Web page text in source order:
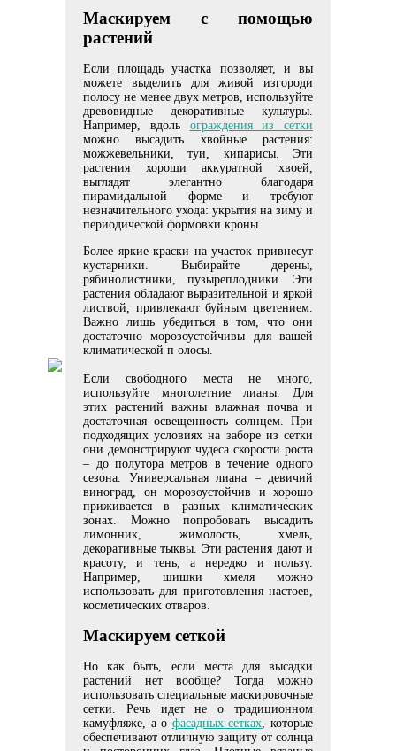
Маскируем с помощью
растений
Если площадь участка позволяет, и вы
можете выделить для живой изгороди
полосу не менее двух метров, используйте
древовидные декоративные культуры.
Например, вдоль ограждения из сетки
можно высадить хвойные растения:
можжевельники, туи, кипарисы. Эти
растения хороши аккуратной хвоей,
выглядят элегантно благодаря
пирамидальной форме и требуют
незначительного ухода: укрытия на зиму и
периодической формовки кроны.
Более яркие краски на участок привнесут
кустарники. Выбирайте дерены,
рябинолистники, пузыреплодники. Эти
растения обладают выразительной и яркой
листвой, привлекают буйным цветением.
Важно лишь убедиться в том, что они
достаточно морозоустойчивы для вашей
климатической п олосы.
Если свободного места не много,
используйте многолетние лианы. Для
этих растений важны влажная почва и
достаточная освещенность солнцем. При
подходящих условиях на заборе из сетки
они демонстрируют чудеса скорости роста
– до полутора метров в течение одного
сезона. Универсальная лиана – девичий
виноград, он морозоустойчив и хорошо
приживается в разных климатических
зонах. Можно попробовать высадить
лимонник, жимолость, хмель,
декоративные тыквы. Эти растения дают и
красоту, и тень, а нередко и пользу.
Например, шишки хмеля можно
использовать для приготовления настоев,
косметических отваров.
Маскируем сеткой
Но как быть, если места для высадки
растений нет вообще? Тогда можно
использовать специальные маскировочные
сетки. Речь идет не о традиционном
камуфляже, а о фасадных сетках, которые
обеспечивают отличную защиту от солнца